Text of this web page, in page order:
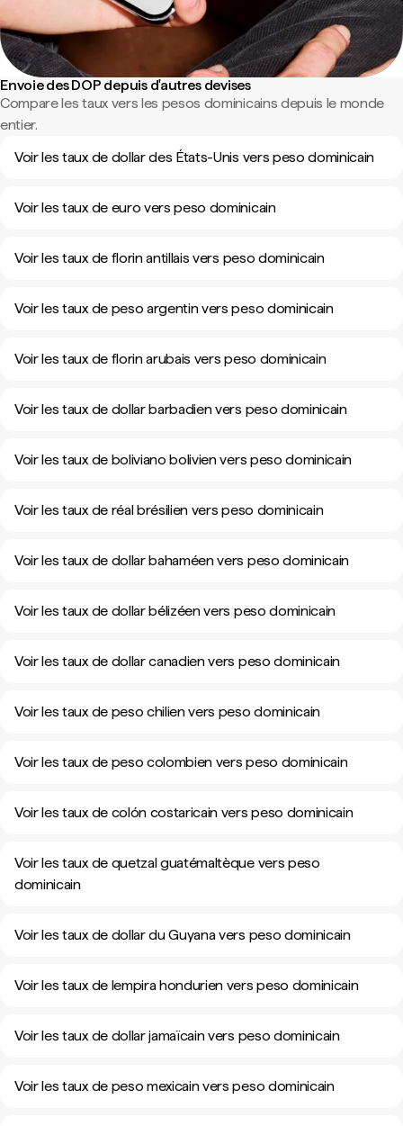
Envoie des DOP depuis d'autres devises
Compare les taux vers les pesos dominicains depuis le monde
entier.
Voir les taux de dollar des États-Unis vers peso dominicain
Voir les taux de euro vers peso dominicain
Voir les taux de florin antillais vers peso dominicain
Voir les taux de peso argentin vers peso dominicain
Voir les taux de florin arubais vers peso dominicain
Voir les taux de dollar barbadien vers peso dominicain
Voir les taux de boliviano bolivien vers peso dominicain
Voir les taux de réal brésilien vers peso dominicain
Voir les taux de dollar bahaméen vers peso dominicain
Voir les taux de dollar bélizéen vers peso dominicain
Voir les taux de dollar canadien vers peso dominicain
Voir les taux de peso chilien vers peso dominicain
Voir les taux de peso colombien vers peso dominicain
Voir les taux de colón costaricain vers peso dominicain
Voir les taux de quetzal guatémaltèque vers peso
dominicain
Voir les taux de dollar du Guyana vers peso dominicain
Voir les taux de lempira hondurien vers peso dominicain
Voir les taux de dollar jamaïcain vers peso dominicain
Voir les taux de peso mexicain vers peso dominicain